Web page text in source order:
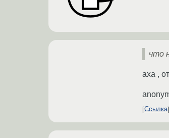
что
аха ,
Ссылка